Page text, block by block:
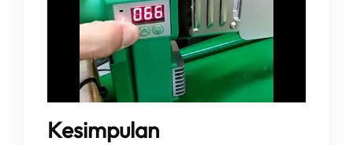
Kesimpulan